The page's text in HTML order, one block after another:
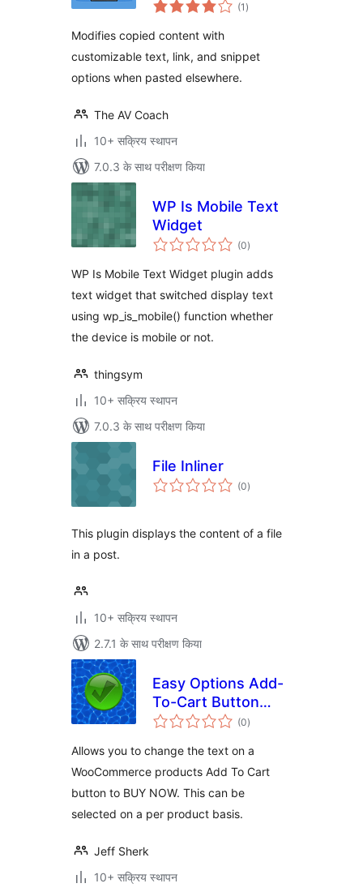
(1दर)
Modifies copied content with
customizable text, link, and snippet
options when pasted elsewhere.
The AV Coach
10+ सक्रिय स्थापन
7.0.3 के साथ परीक्षण किया
WP Is Mobile Text
Widget
(0कुल
दर)
WP Is Mobile Text Widget plugin adds
text widget that switched display text
using wp_is_mobile() function whether
the device is mobile or not.
thingsym
10+ सक्रिय स्थापन
7.0.3 के साथ परीक्षण किया
File Inliner
(0कुल
दर)
This plugin displays the content of a file
in a post.
10+ सक्रिय स्थापन
2.7.1 के साथ परीक्षण किया
Easy Options Add-
To-Cart Button
Text per product
(0कुल
दर)
Allows you to change the text on a
WooCommerce products Add To Cart
button to BUY NOW. This can be
selected on a per product basis.
Jeff Sherk
10+ सक्रिय स्थापन